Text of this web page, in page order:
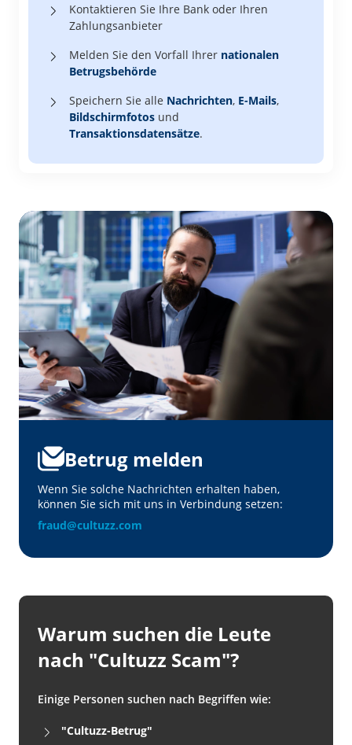
Kontaktieren Sie Ihre Bank oder Ihren
Zahlungsanbieter
Melden Sie den Vorfall Ihrer nationalen
Betrugsbehörde
Speichern Sie alle Nachrichten, E-Mails,
Bildschirmfotos und
Transaktionsdatensätze.
Betrug melden
Wenn Sie solche Nachrichten erhalten haben,
können Sie sich mit uns in Verbindung setzen:
fraud@cultuzz.com
Warum suchen die Leute
nach "Cultuzz Scam"?
Einige Personen suchen nach Begriffen wie:
"Cultuzz-Betrug"